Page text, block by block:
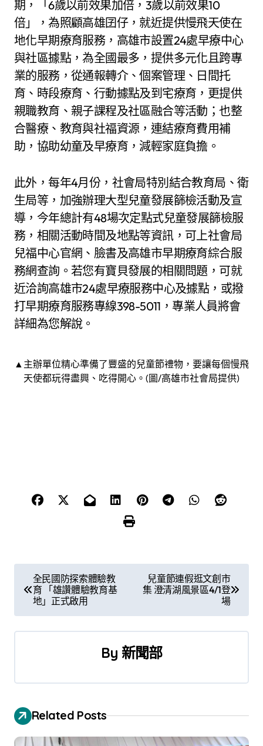
期，「6歲以前效果加倍，3歲以前效果10
倍」，為照顧高雄囝仔，就近提供慢飛天使在
地化早期療育服務，高雄市設置24處早療中心
與社區據點，為全國最多，提供多元化且跨專
業的服務，從通報轉介、個案管理、日間托
育、時段療育、行動據點及到宅療育，更提供
親職教育、親子課程及社區融合等活動；也整
合醫療、教育與社福資源，連結療育費用補
助，協助幼童及早療育，減輕家庭負擔。
此外，每年4月份，社會局特別結合教育局、衛
生局等，加強辦理大型兒童發展篩檢活動及宣
導，今年總計有48場次定點式兒童發展篩檢服
務，相關活動時間及地點等資訊，可上社會局
兒福中心官網、臉書及高雄市早期療育綜合服
務網查詢。若您有寶貝發展的相關問題，可就
近洽詢高雄市24處早療服務中心及據點，或撥
打早期療育服務專線398-5011，專業人員將會
詳細為您解說。
▲主辦單位精心準備了豐盛的兒童節禮物，要讓每個慢飛
天使都玩得盡興、吃得開心。(圖/高雄市社會局提供)
章
導
全民國防探索體驗教
育 「雄讚體驗教育基
地」正式啟用
兒童節連假逛文創市
集 澄清湖風景區4/1登
場
By 新聞部
Related Posts